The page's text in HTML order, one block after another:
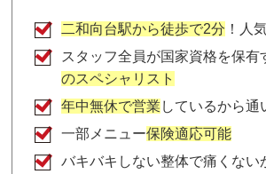
施術をお願いしようと思っていま
o g
週2回肩と腰をほぐしていただい
の調子などを丁寧に聞いて施錠し
二和向台駅から徒歩で2分 ！人
スタッフ全員が国家資格を保有
のスペシャリスト
年中無休で営業 しているから通
一部メニュー保険適応可能
バキバキしない整体で痛くない